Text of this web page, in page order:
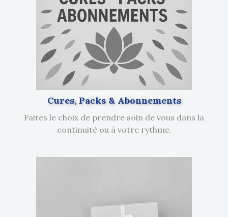
Cures, Packs & Abonnements
Faites le choix de prendre soin de vous dans la
continuité ou à votre rythme.